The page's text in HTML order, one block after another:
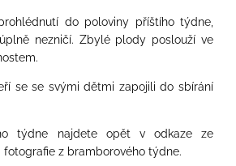
do poloviny příštího týdne,
nezničí. Zbylé plody poslouží ve
se se svými dětmi zapojili do sbírání
týdne najdete opět v odkaze ze
fotografie z bramborového týdne.